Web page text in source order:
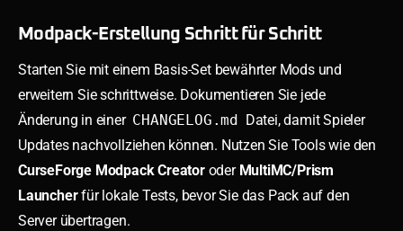
Modpack-Erstellung Schritt für Schritt
Starten Sie mit einem Basis-Set bewährter Mods und
erweitern Sie schrittweise. Dokumentieren Sie jede
Änderung in einer CHANGELOG.md Datei, damit Spieler
Updates nachvollziehen können. Nutzen Sie Tools wie den
CurseForge Modpack Creatoroder MultiMC/Prism
Launcherfür lokale Tests, bevor Sie das Pack auf den
Server übertragen.